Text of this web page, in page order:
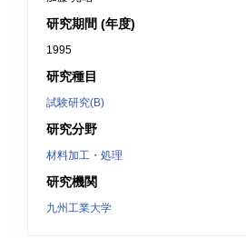
研究期間 (年度)
1995
研究種目
試験研究(B)
研究分野
材料加工・処理
研究機関
九州工業大学